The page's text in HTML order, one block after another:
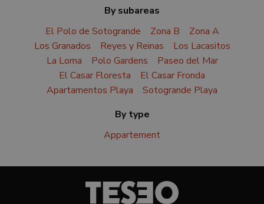
By subareas
El Polo de Sotogrande
Zona B
Zona A
Los Granados
Reyes y Reinas
Los Lacasitos
La Loma
Polo Gardens
Paseo del Mar
El Casar Floresta
El Casar Fronda
Apartamentos Playa
Sotogrande Playa
By type
Appartement